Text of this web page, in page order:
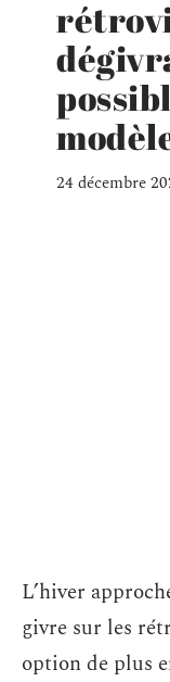
24 décembre
L’hiver
givre sur les
option de plus